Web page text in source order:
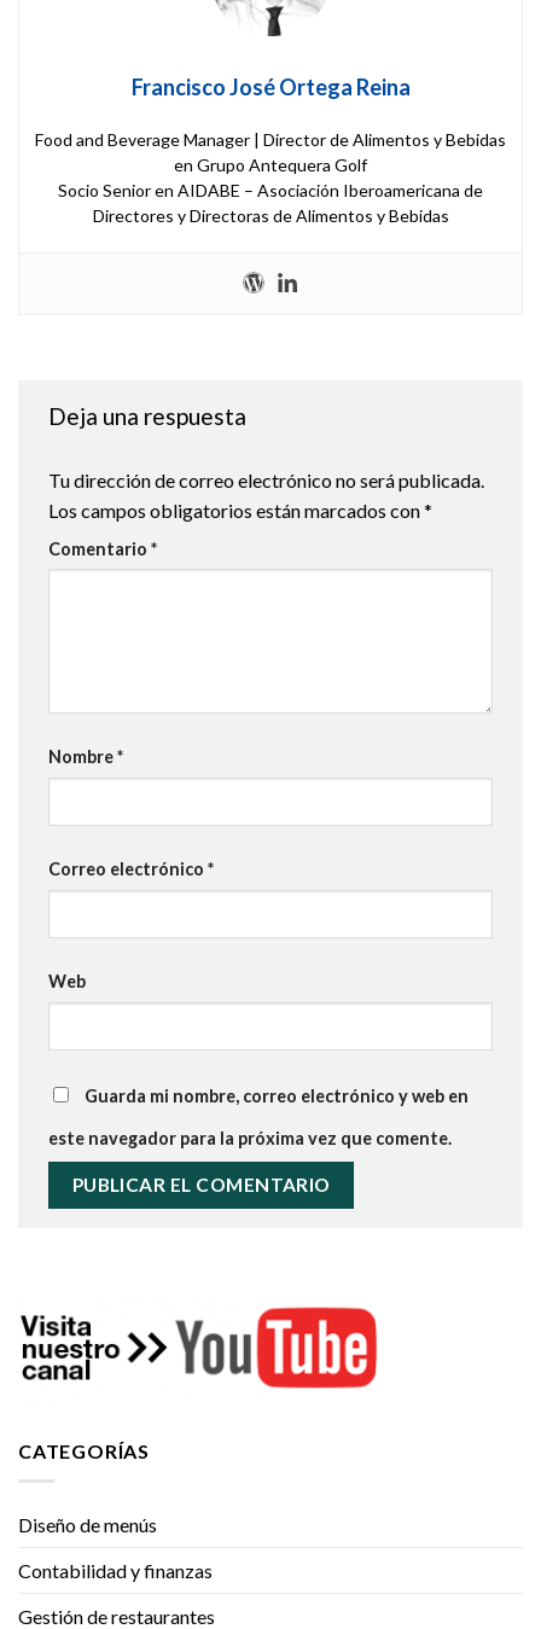
Francisco José Ortega Reina
Food and Beverage Manager | Director de Alimentos y Bebidas
en Grupo Antequera Golf
Socio Senior en AIDABE – Asociación Iberoamericana de
Directores y Directoras de Alimentos y Bebidas
Deja una respuesta
Tu dirección de correo electrónico no será publicada.
Los campos obligatorios están marcados con*
Comentario *
Nombre*
Correo electrónico *
Web
Guarda mi nombre, correo electrónico y web en
este navegador para la próxima vez que comente.
CATEGORÍAS
Diseño de menús
Contabilidad y finanzas
Gestión de restaurantes